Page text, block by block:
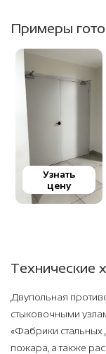
Примеры
Узнать
цену
Технические
Двупольная
стыковочными
«Фабрики
пожара, а также